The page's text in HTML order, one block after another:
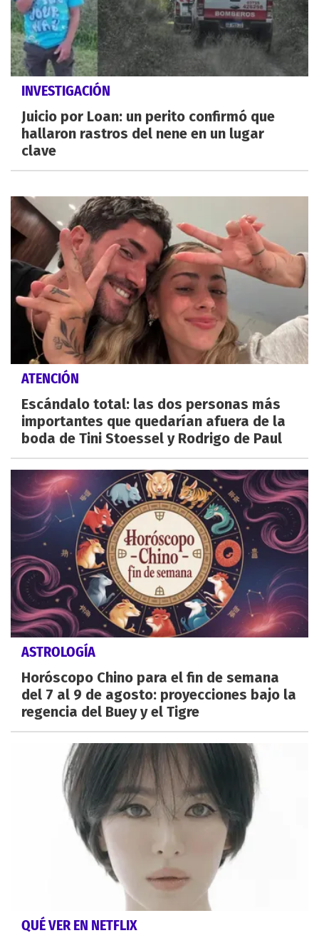
INVESTIGACIÓN
Juicio por Loan: un perito confirmó que
hallaron rastros del nene en un lugar
clave
ATENCIÓN
Escándalo total: las dos personas más
importantes que quedarían afuera de la
boda de Tini Stoessel y Rodrigo de Paul
ASTROLOGÍA
Horóscopo Chino para el fin de semana
del 7 al 9 de agosto: proyecciones bajo la
regencia del Buey y el Tigre
QUÉ VER EN NETFLIX